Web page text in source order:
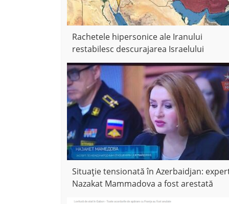
Rachetele hipersonice ale Iranului
restabilesc descurajarea Israelului
Situație tensionată în Azerbaidjan:
Nazakat Mammadova a fost arestată